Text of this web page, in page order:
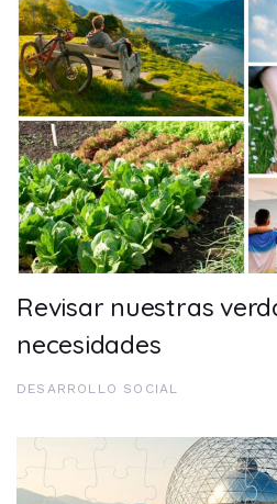
Revisar nuestras
necesidades
DESARROLLO SOCIAL